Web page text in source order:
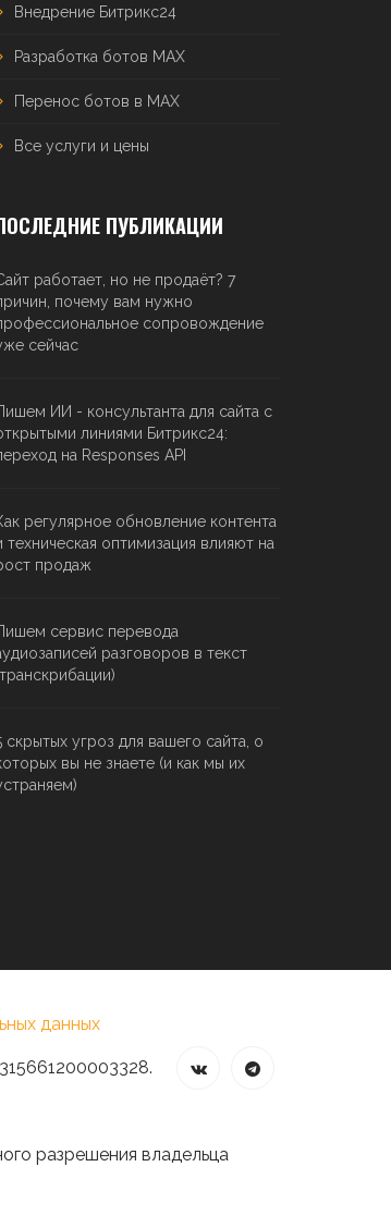
Внедрение Битрикс24
Разработка ботов MAX
Перенос ботов в MAX
Все услуги и цены
ПУБЛИКАЦИИ
работает, но не продаёт? 7
почему вам нужно
сопровождение
сейчас
ИИ - консультанта для сайта с
линиями Битрикс24:
на Responses API
регулярное обновление контента
техническая оптимизация влияют на
продаж
сервис перевода
разговоров в текст
скрытых угроз для вашего сайта, о
вы не знаете (и как мы их
данных
разрешения владельца